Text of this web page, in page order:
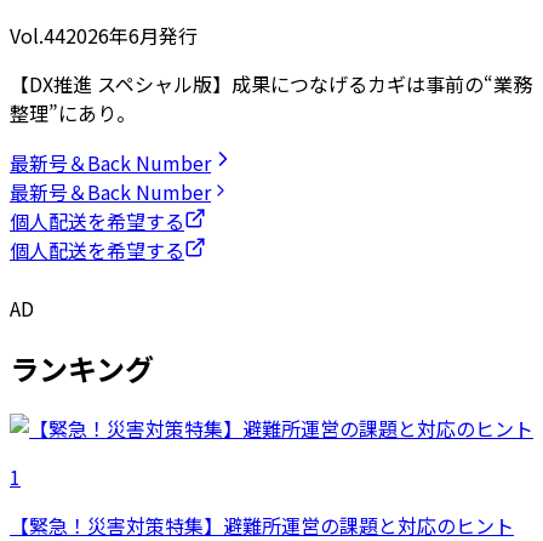
Vol.442026年6月発行
【DX推進 スペシャル版】成果につなげるカギは事前の“業務
整理”にあり。
最新号＆Back Number
最新号＆Back Number
個人配送を希望する
個人配送を希望する
AD
ランキング
1
【緊急！災害対策特集】避難所運営の課題と対応のヒント